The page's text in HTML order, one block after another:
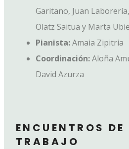
Garitano, Juan
Olatz Saitua y Marta
Pianista:Amaia Zipitria
Coordinación:Aloña
David Azurza
ENCUENTROS DE
TRABAJO